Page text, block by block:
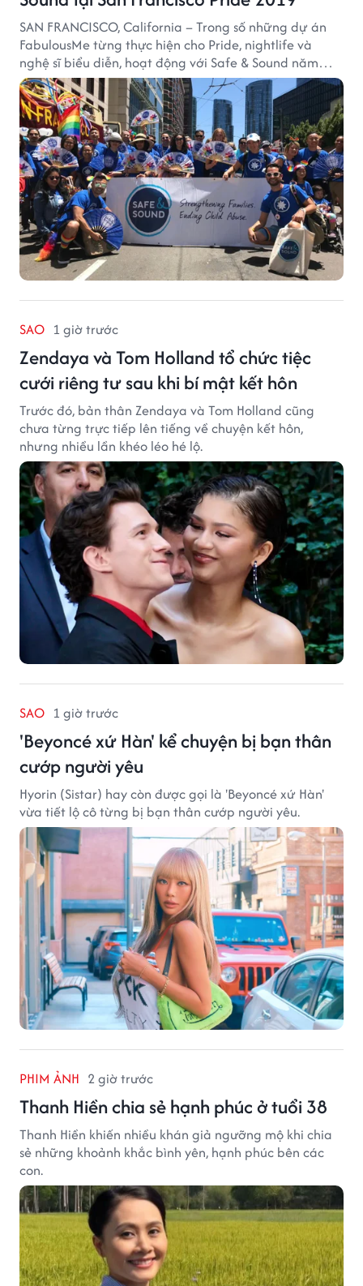
SAN FRANCISCO, California – Trong số những dự án
FabulousMe từng thực hiện cho Pride, nightlife và
nghệ sĩ biểu diễn, hoạt động với Safe & Sound năm
2019 mang một bối cảnh khác biệt. Safe & Sound là tổ
chức phi lợi nhuận tại San Francisco hoạt động trong
lĩnh vực phòng ngừa bạo hành trẻ em, hỗ trợ gia đình
và xây dựng môi trường an toàn cho trẻ em.
SAO 1 giờ trước
Zendaya và Tom Holland tổ chức tiệc
cưới riêng tư sau khi bí mật kết hôn
Trước đó, bản thân Zendaya và Tom Holland cũng
chưa từng trực tiếp lên tiếng về chuyện kết hôn,
nhưng nhiều lần khéo léo hé lộ.
SAO 1 giờ trước
'Beyoncé xứ Hàn' kể chuyện bị bạn thân
cướp người yêu
Hyorin (Sistar) hay còn được gọi là 'Beyoncé xứ Hàn'
vừa tiết lộ cô từng bị bạn thân cướp người yêu.
PHIM ẢNH 2 giờ trước
Thanh Hiền chia sẻ hạnh phúc ở tuổi 38
Thanh Hiền khiến nhiều khán giả ngưỡng mộ khi chia
sẻ những khoảnh khắc bình yên, hạnh phúc bên các
con.